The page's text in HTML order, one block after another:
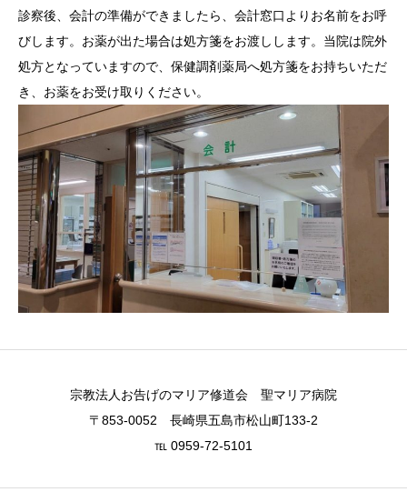
診察後、会計の準備ができましたら、会計窓口よりお名前をお呼
びします。お薬が出た場合は処方箋をお渡しします。当院は院外
処方となっていますので、保健調剤薬局へ処方箋をお持ちいただ
き、お薬をお受け取りください。
宗教法人お告げのマリア修道会 聖マリア病院
〒853-0052 長崎県五島市松山町133-2
℡ 0959-72-5101